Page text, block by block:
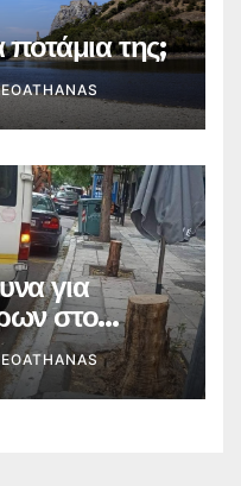
της;
για
στο